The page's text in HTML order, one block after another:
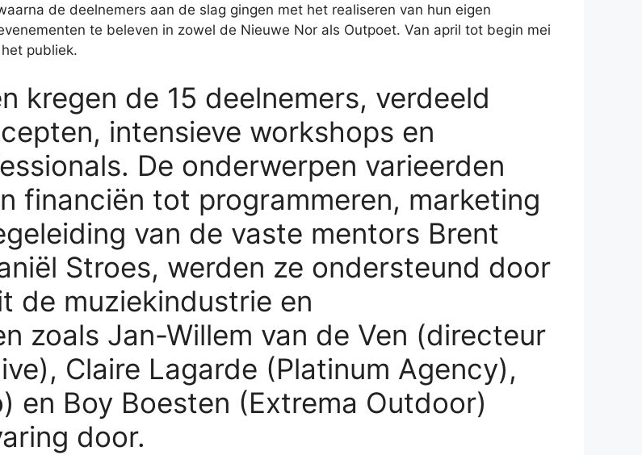
de deelnemers aan de slag gingen met het realiseren van hun eigen
te beleven in zowel de Nieuwe Nor als Outpoet. Van april tot begin mei
publiek.
kregen de 15 deelnemers, verdeeld
intensieve workshops en
De onderwerpen varieerden
financiën tot programmeren, marketing
van de vaste mentors Brent
Stroes, werden ze ondersteund door
de muziekindustrie en
zoals Jan-Willem van de Ven (directeur
Claire Lagarde (Platinum Agency),
en Boy Boesten (Extrema Outdoor)
door.